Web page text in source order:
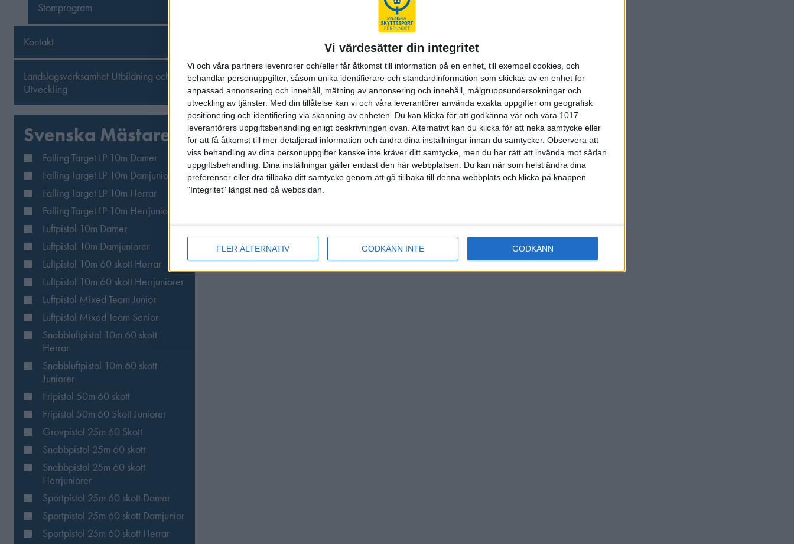
Vi värdesätter din integritet
Vi och våra partners levenrorer och/eller får åtkomst till information på en enhet, till exempel cookies, och
behandlar personuppgifter, såsom unika identifierare och standardinformation som skickas av en enhet for
anpassad annonsering och innehåll, mätning av annonsering och innehåll, målgruppsundersokningar och
utveckling av tjänster. Med din tillåtelse kan vi och våra leverantörer använda exakta uppgifter om geografisk
positionering och identifiering via skanning av enheten. Du kan klicka för att godkänna vår och våra 1017
leverantörers uppgiftsbehandling enligt beskrivningen ovan. Alternativt kan du klicka för att neka samtycke eller
för att få åtkomst till mer detaljerad information och ändra dina inställningar innan du samtycker. Observera att
viss behandling av dina personuppgifter kanske inte kräver ditt samtycke, men du har rätt att invända mot sådan
uppgiftsbehandling. Dina inställningar gäller endast den här webbplatsen. Du kan när som helst ändra dina
preferenser eller dra tillbaka ditt samtycke genom att gå tillbaka till denna webbplats och klicka på knappen
"Integritet" längst ned på webbsidan.
FLER ALTERNATIV GODKÄNN INTE GODKÄNN
Stomprogram
Kontakt
Landslagsverksamhet Utbildning och
Utveckling
Svenska Mästare
Falling Target LP 10m Damer
Falling Target LP 10m Damjuniorer
Falling Target LP 10m Herrar
Falling Target LP 10m Herrjuniorer
Luftpistol 10m Damer
Luftpistol 10m Damjuniorer
Luftpistol 10m 60 skott Herrar
Luftpistol 10m 60 skott Herrjuniorer
Luftpistol Mixed Team Junior
Luftpistol Mixed Team Senior
Snabbluftpistol 10m 60 skott
Herrar
Snabbluftpistol 10m 60 skott
Juniorer
Fripistol 50m 60 skott
Fripistol 50m 60 Skott Juniorer
Grovpistol 25m 60 Skott
Snabbpistol 25m 60 skott
Snabbpistol 25m 60 skott
Herrjuniorer
Sportpistol 25m 60 skott Damer
Sportpistol 25m 60 skott Damjunior
Sportpistol 25m 60 skott Herrar